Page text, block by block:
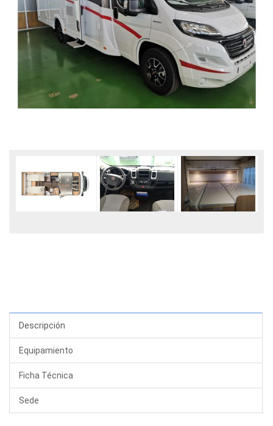
Descripción
Equipamiento
Ficha Técnica
Sede